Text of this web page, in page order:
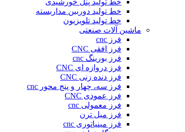
خط تولید دوربین مداربسته
خط تولید تلویزیون
ماشین آلات صنعتی
فرز cnc
فرز افقی CNC
فرز بورینگ cnc
فرز دروازه ای CNC
فرز دنده زنی CNC
فرز سه، چهار و پنج محور cnc
فرز عمودی CNC
فرز معمولی cnc
فرز میل ترن
فرز مینیاتوری cnc